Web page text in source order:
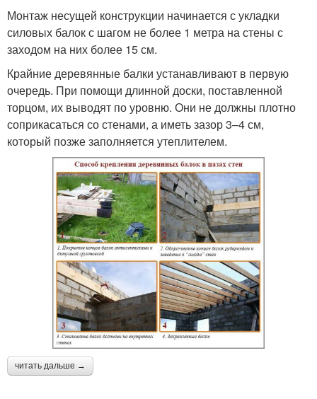
Монтаж несущей конструкции начинается с укладки
силовых балок с шагом не более 1 метра на стены с
заходом на них более 15 см.
Крайние деревянные балки устанавливают в первую
очередь. При помощи длинной доски, поставленной
торцом, их выводят по уровню. Они не должны плотно
соприкасаться со стенами, а иметь зазор 3–4 см,
который позже заполняется утеплителем.
читать дальше →